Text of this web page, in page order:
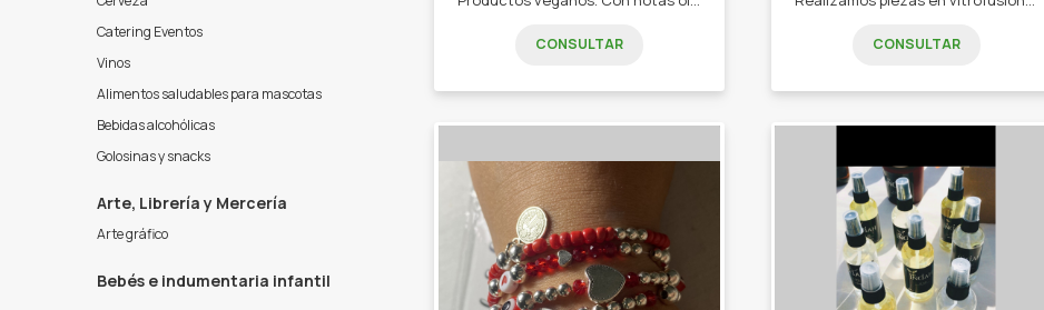
Catering Eventos
Vinos
Alimentos saludables para mascotas
Bebidas alcohólicas
Golosinas y snacks
Arte, Librería y Mercería
Arte gráfico
Bebés e indumentaria infantil
CONSULTAR CONSULTAR